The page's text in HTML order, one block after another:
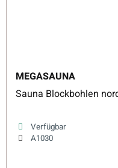
MEGASAUNA
Sauna Blockbohlen
Verfügbar
A1030